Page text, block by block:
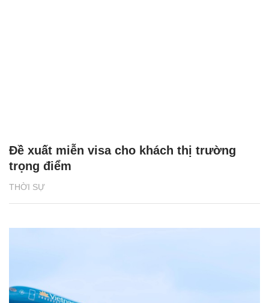
THỜI SỰ
Đề xuất miễn visa cho khách thị trường
trọng điểm